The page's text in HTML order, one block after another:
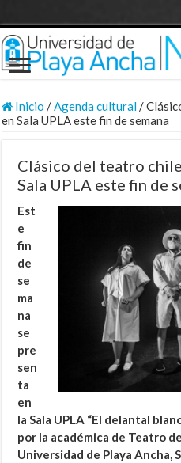
Inicio /Agenda cultural/
en Sala UPLA este fin de semana
Clásico del teatro
Sala UPLA este fin de
Est
e
fin
de
se
ma
na
se
pre
sen
ta
en
la Sala UPLA “El delantal
por la académica de Teatro
Universidad de Playa Ancha,